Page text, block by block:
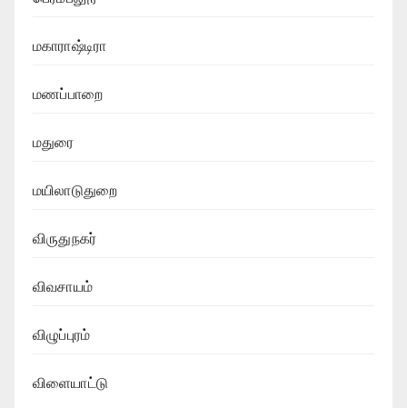
மகாராஷ்டிரா
மணப்பாறை
மதுரை
மயிலாடுதுறை
விருதுநகர்
விவசாயம்
விழுப்புரம்
விளையாட்டு